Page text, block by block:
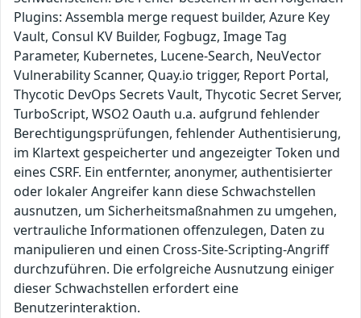
Plugins: Assembla merge request builder, Azure Key
Vault, Consul KV Builder, Fogbugz, Image Tag
Parameter, Kubernetes, Lucene-Search, NeuVector
Vulnerability Scanner, Quay.io trigger, Report Portal,
Thycotic DevOps Secrets Vault, Thycotic Secret Server,
TurboScript, WSO2 Oauth u.a. aufgrund fehlender
Berechtigungsprüfungen, fehlender Authentisierung,
im Klartext gespeicherter und angezeigter Token und
eines CSRF. Ein entfernter, anonymer, authentisierter
oder lokaler Angreifer kann diese Schwachstellen
ausnutzen, um Sicherheitsmaßnahmen zu umgehen,
vertrauliche Informationen offenzulegen, Daten zu
manipulieren und einen Cross-Site-Scripting-Angriff
durchzuführen. Die erfolgreiche Ausnutzung einiger
dieser Schwachstellen erfordert eine
Benutzerinteraktion.